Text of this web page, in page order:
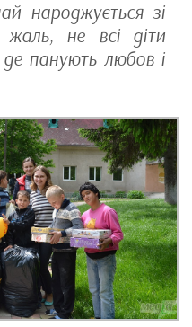
народжується зі
не всі діти
де панують любов і